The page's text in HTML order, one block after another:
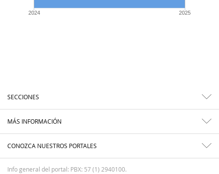
2024 2025
SECCIONES
MÁS INFORMACIÓN
CONOZCA NUESTROS PORTALES
Info general del portal: PBX: 57 (1) 2940100.